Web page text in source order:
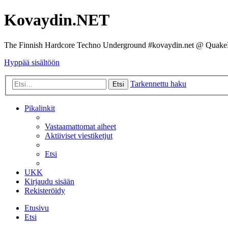
Kovaydin.NET
The Finnish Hardcore Techno Underground #kovaydin.net @
Hyppää sisältöön
Etsi Tarkennettu haku
Pikalinkit
Vastaamattomat aiheet
Aktiiviset viestiketjut
Etsi
UKK
Kirjaudu sisään
Rekisteröidy
Etusivu
Etsi